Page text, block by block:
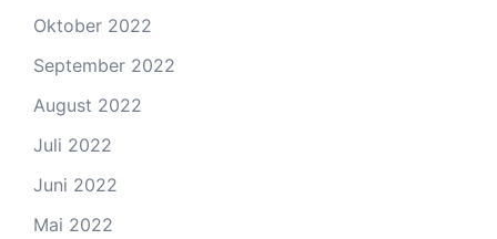
Oktober 2022
September 2022
August 2022
Juli 2022
Juni 2022
Mai 2022